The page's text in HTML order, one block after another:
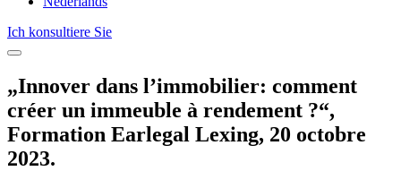
Ich konsultiere Sie
„Innover dans l’immobilier: comment
créer un immeuble à rendement ?“,
Formation Earlegal Lexing, 20 octobre
2023.